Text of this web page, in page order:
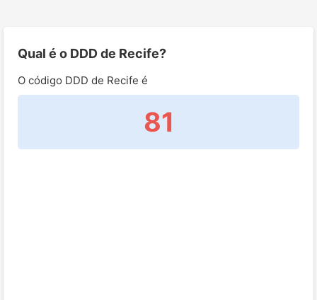
Qual é o DDD de Recife?
O código DDD de Recife é
81